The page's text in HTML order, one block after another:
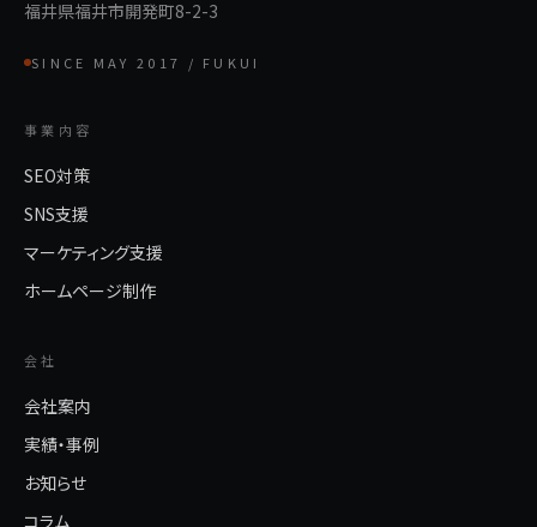
福井県福井市開発町8-2-3
SINCE MAY 2017 / FUKUI
事業内容
SEO対策
SNS支援
マーケティング支援
ホームページ制作
会社
会社案内
実績・事例
お知らせ
コラム